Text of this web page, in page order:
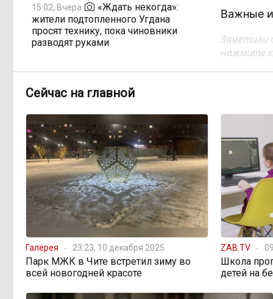
15:02, Вчера
«Ждать некогда»:
жители подтопленного Угдана
просят технику, пока чиновники
разводят руками
легализует топливо стандарта
12:33, Вчера Власти: Забайкалье
переживает туристический бум
11:05, Вчера «В большинстве
регионов индексация прошла с 1
января»: почему Забайкалье
задержало повышение зарплат
бюджетникам
10:16, Вчера
В Каларском округе
уголовные дела
Важные
Заметили
нажмите
Сейчас на главной
Галерея 23:23, 10 декабря 2025
Парк МЖК в Чите встретил зиму во
всей новогодней красоте
ZAB.TV
Школа
детей на